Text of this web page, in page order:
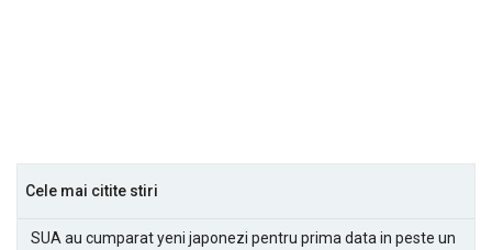
Cele mai citite stiri
SUA au cumparat yeni japonezi pentru prima data in peste un